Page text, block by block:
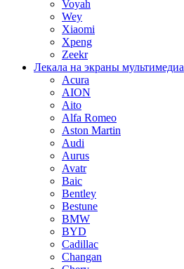
Voyah
Wey
Xiaomi
Xpeng
Zeekr
Лекала на экраны мультимедиа
Acura
AION
Aito
Alfa Romeo
Aston Martin
Audi
Aurus
Avatr
Baic
Bentley
Bestune
BMW
BYD
Cadillac
Changan